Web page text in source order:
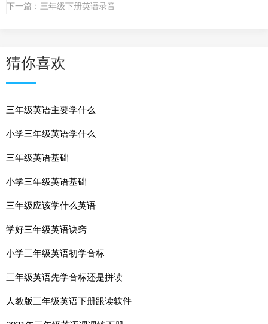
下一篇： 三年级下册英语录音
猜你喜欢
三年级英语主要学什么
小学三年级英语学什么
三年级英语基础
小学三年级英语基础
三年级应该学什么英语
学好三年级英语诀窍
小学三年级英语初学音标
三年级英语先学音标还是拼读
人教版三年级英语下册跟读软件